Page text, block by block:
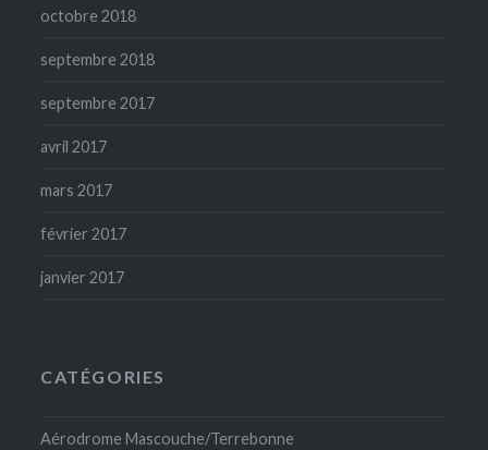
octobre 2018
septembre 2018
septembre 2017
avril 2017
mars 2017
février 2017
janvier 2017
CATÉGORIES
Aérodrome Mascouche/Terrebonne